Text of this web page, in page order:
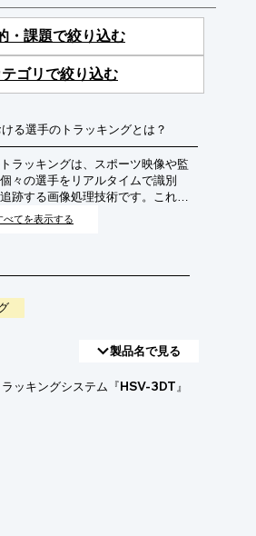
・課題で絞り込む
テゴリで絞り込む
る選手のトラッキングとは？
ラッキングは、スポーツ映像や監
々の選手をリアルタイムで識別
跡する画像処理技術です。これに
ス分析、戦術評価、不正行為の検
べてを表示する
製品名で見る
ッキングシステム『HSV-3DT』